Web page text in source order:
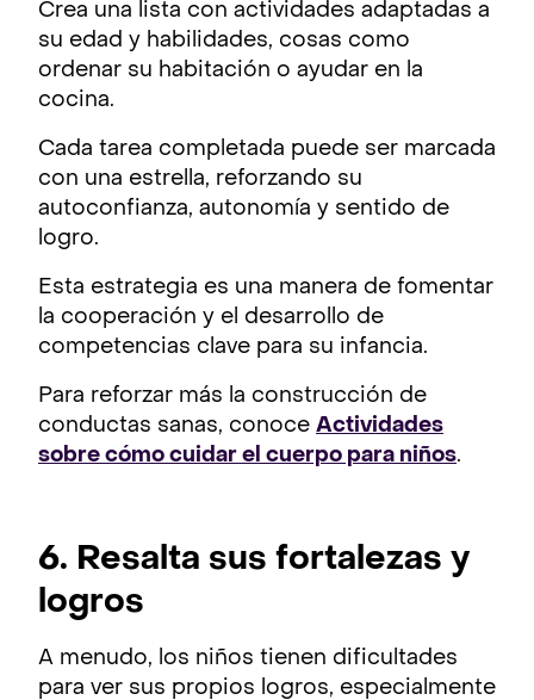
Crea una lista con actividades adaptadas a
su edad y habilidades, cosas como
ordenar su habitación o ayudar en la
cocina.
Cada tarea completada puede ser marcada
con una estrella, reforzando su
autoconfianza, autonomía y sentido de
logro.
Esta estrategia es una manera de fomentar
la cooperación y el desarrollo de
competencias clave para su infancia.
Para reforzar más la construcción de
conductas sanas, conoce Actividades
sobre cómo cuidar el cuerpo para niños.
6. Resalta sus fortalezas y
logros
A menudo, los niños tienen dificultades
para ver sus propios logros, especialmente